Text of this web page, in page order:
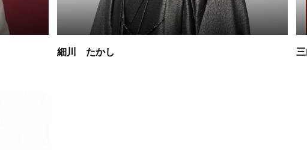
細川 たかし